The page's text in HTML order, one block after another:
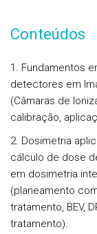
Conteúdos
1. Fundamentos
detectores em
(Câmaras de
calibração,
2. Dosimetria
cálculo de dose
em dosimetria
(planeamento
tratamento, BEV,
tratamento).